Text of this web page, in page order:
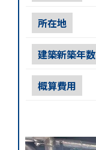
所在地
建築新築年数
概算費用